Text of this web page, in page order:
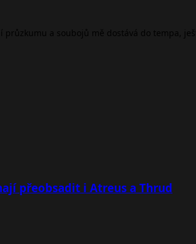
a soubojů mě dostává do tempa,
přeobsadit i Atreus a Thrud